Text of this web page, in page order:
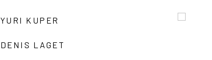
YURI KUPER
DENIS LAGET